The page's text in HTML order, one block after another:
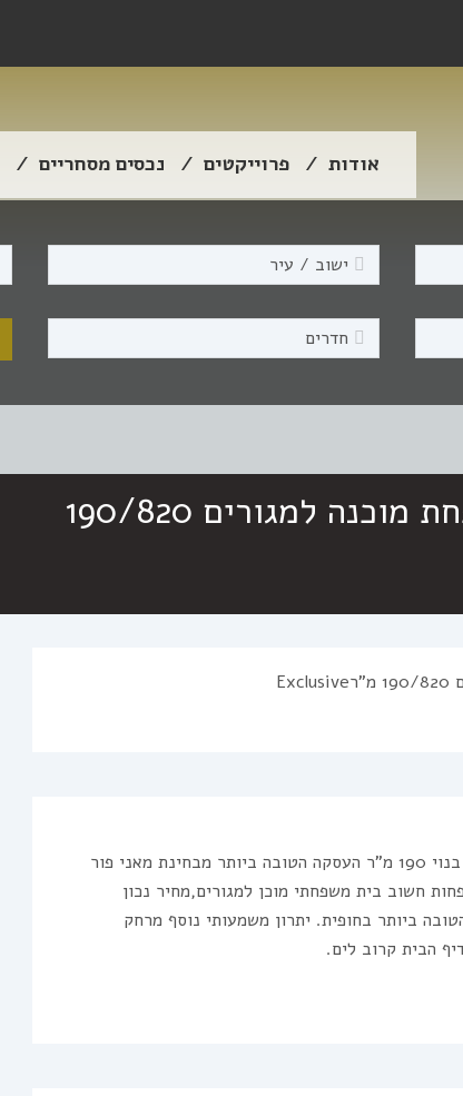
אודות פרוייקטים נכסים מסחריים
בישוב חופית וילה מטופחת מוכנה למגורים 190/820
למכירה בחופית בית על מגרש 820 מ”ר בנוי 190 מ”ר העסקה הטובה ביותר מבחינת מאני פור
חשוב בית משפחתי מוכן למגורים,מחיר נכון
ביותר בחופית. יתרון משמעותי נוסף מרחק
הבית קרוב לים.